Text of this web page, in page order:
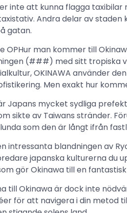
inte att kunna flagga taxibilar
Andra delar av
gatan.
OPHur man kommer till
(###) med sitt tropiska
OKINAWA använder
Men exakt hur
Japans mycket sydliga
sikte av Taiwans stränder.
som den är långt ifrån
intressanta blandningen av
japanska kulturerna du
gör Okinawa till en
till Okinawa är dock inte
för att navigera i din metod